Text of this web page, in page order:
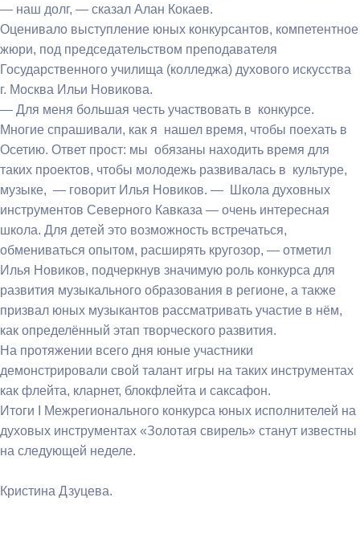
— наш долг, — сказал Алан Кокаев.
Оценивало выступление юных конкурсантов, компетентное
жюри, под председательством преподавателя
Государственного училища (колледжа) духового искусства
г. Москва Ильи Новикова.
— Для меня большая честь участвовать в конкурсе.
Многие спрашивали, как я нашел время, чтобы поехать в
Осетию. Ответ прост: мы обязаны находить время для
таких проектов, чтобы молодежь развивалась в культуре,
музыке, — говорит Илья Новиков. — Школа духовных
инструментов Северного Кавказа — очень интересная
школа. Для детей это возможность встречаться,
обмениваться опытом, расширять кругозор, — отметил
Илья Новиков, подчеркнув значимую роль конкурса для
развития музыкального образования в регионе, а также
призвал юных музыкантов рассматривать участие в нём,
как определённый этап творческого развития.
На протяжении всего дня юные участники
демонстрировали свой талант игры на таких инструментах
как флейта, кларнет, блокфлейта и саксафон.
Итоги I Межрегионального конкурса юных исполнителей на
духовых инструментах «Золотая свирель» станут известны
на следующей неделе.
Кристина Дзуцева.